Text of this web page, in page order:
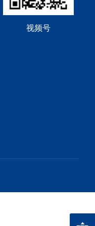
视频号